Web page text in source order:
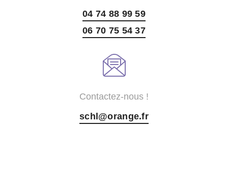
04 74 88 99 59
06 70 75 54 37
Contactez-nous !
schl@orange.fr